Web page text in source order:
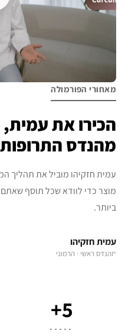
מאחורי הפורמולה
הכירו את עמית,
מהנדס
עמית חזקיהו מוביל את תהליך
מוצר כדי לוודא שכל תוסף
ביותר.
עמית חזקיהו
מהנדס ראשי · הרמוני
5+